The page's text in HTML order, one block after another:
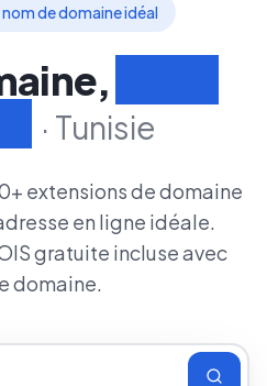
de domaine idéal
· Tunisie
extensions de domaine
en ligne idéale.
gratuite incluse avec
domaine.